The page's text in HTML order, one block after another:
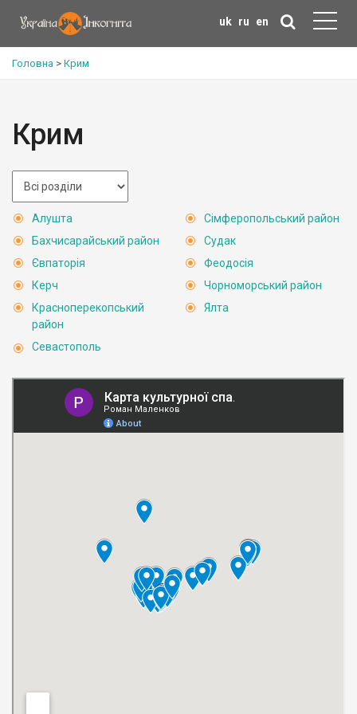
uk ru en
Головна > Крим
Крим
Алушта
Бахчисарайський район
Євпаторія
Керч
Красноперекопський
район
Севастополь
Сімферопольський район
Судак
Феодосія
Чорноморський район
Ялта